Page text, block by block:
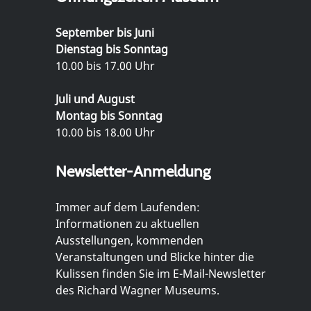
September bis Juni
Dienstag bis Sonntag
10.00 bis 17.00 Uhr
Juli und August
Montag bis Sonntag
10.00 bis 18.00 Uhr
Newsletter-Anmeldung
Immer auf dem Laufenden:
Informationen zu aktuellen
Ausstellungen, kommenden
Veranstaltungen und Blicke hinter die
Kulissen finden Sie im E-Mail-Newsletter
des Richard Wagner Museums.